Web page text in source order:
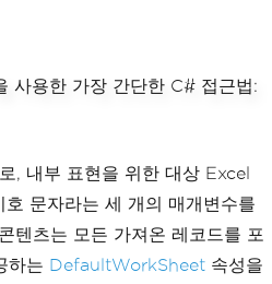
, 내부 표현을 위한 대상 Excel
문자라는 세 개의 매개변수를
텐츠는 모든 가져온 레코드를 포
하는 DefaultWorkSheet 속성을